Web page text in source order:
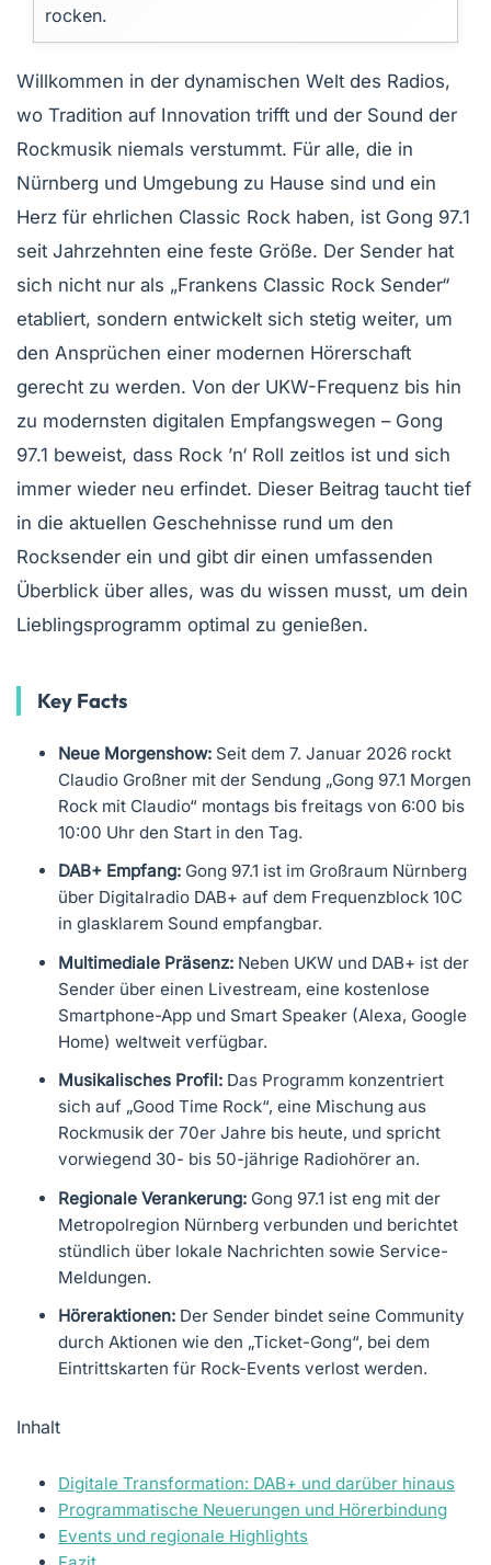
rocken.
Willkommen in der dynamischen Welt des Radios,
wo Tradition auf Innovation trifft und der Sound der
Rockmusik niemals verstummt. Für alle, die in
Nürnberg und Umgebung zu Hause sind und ein
Herz für ehrlichen Classic Rock haben, ist Gong 97.1
seit Jahrzehnten eine feste Größe. Der Sender hat
sich nicht nur als „Frankens Classic Rock Sender“
etabliert, sondern entwickelt sich stetig weiter, um
den Ansprüchen einer modernen Hörerschaft
gerecht zu werden. Von der UKW-Frequenz bis hin
zu modernsten digitalen Empfangswegen – Gong
97.1 beweist, dass Rock ’n‘ Roll zeitlos ist und sich
immer wieder neu erfindet. Dieser Beitrag taucht tief
in die aktuellen Geschehnisse rund um den
Rocksender ein und gibt dir einen umfassenden
Überblick über alles, was du wissen musst, um dein
Lieblingsprogramm optimal zu genießen.
Key Facts
Neue Morgenshow: Seit dem 7. Januar 2026 rockt
Claudio Großner mit der Sendung „Gong 97.1 Morgen
Rock mit Claudio“ montags bis freitags von 6:00 bis
10:00 Uhr den Start in den Tag.
DAB+ Empfang: Gong 97.1 ist im Großraum Nürnberg
über Digitalradio DAB+ auf dem Frequenzblock 10C
in glasklarem Sound empfangbar.
Multimediale Präsenz: Neben UKW und DAB+ ist der
Sender über einen Livestream, eine kostenlose
Smartphone-App und Smart Speaker (Alexa, Google
Home) weltweit verfügbar.
Musikalisches Profil: Das Programm konzentriert
sich auf „Good Time Rock“, eine Mischung aus
Rockmusik der 70er Jahre bis heute, und spricht
vorwiegend 30- bis 50-jährige Radiohörer an.
Regionale Verankerung: Gong 97.1 ist eng mit der
Metropolregion Nürnberg verbunden und berichtet
stündlich über lokale Nachrichten sowie Service-
Meldungen.
Höreraktionen: Der Sender bindet seine Community
durch Aktionen wie den „Ticket-Gong“, bei dem
Eintrittskarten für Rock-Events verlost werden.
Inhalt
Digitale Transformation: DAB+ und darüber hinaus
Programmatische Neuerungen und Hörerbindung
Events und regionale Highlights